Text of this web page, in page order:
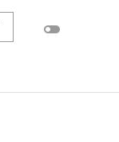
toggle_off